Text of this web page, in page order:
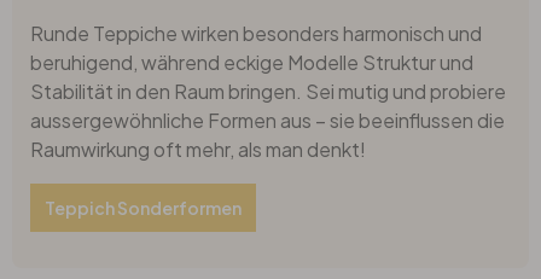
Runde Teppiche wirken besonders harmonisch und
beruhigend, während eckige Modelle Struktur und
Stabilität in den Raum bringen. Sei mutig und probiere
aussergewöhnliche Formen aus – sie beeinflussen die
Raumwirkung oft mehr, als man denkt!
Teppich Sonderformen